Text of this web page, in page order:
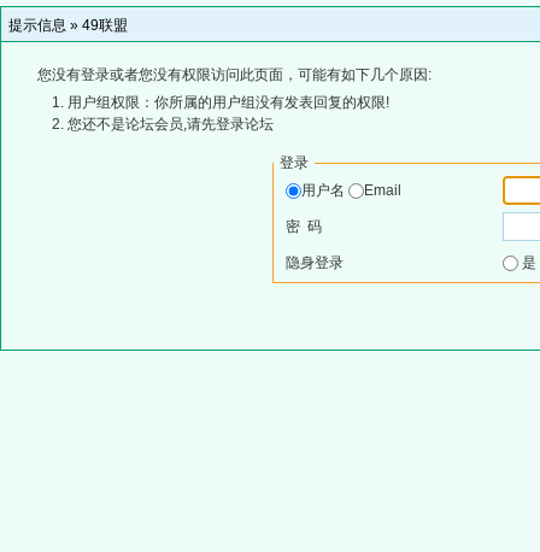
提示信息 » 49联盟
您没有登录或者您没有权限访问此页面，可能有如下几个原因:
用户组权限：你所属的用户组没有发表回复的权限!
您还不是论坛会员,请先登录论坛
登录
用户名
Email
密 码
隐身登录